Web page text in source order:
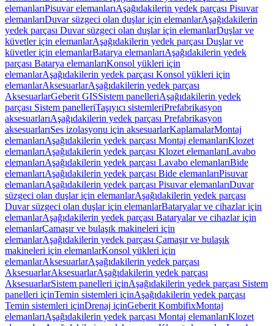
elemanlarıPisuvar elemanlarıAşağıdakilerin yedek parçası Pisuvar
elemanlarıDuvar süzgeci olan duşlar için elemanlarAşağıdakilerin
yedek parçası Duvar süzgeci olan duşlar için elemanlarDuşlar ve
küvetler için elemanlarAşağıdakilerin yedek parçası Duşlar ve
küvetler için elemanlarBatarya elemanlarıAşağıdakilerin yedek
parçası Batarya elemanlarıKonsol yükleri için
elemanlarAşağıdakilerin yedek parçası Konsol yükleri için
elemanlarAksesuarlarAşağıdakilerin yedek parçası
AksesuarlarGeberit GISSistem panelleriAşağıdakilerin yedek
parçası Sistem panelleriTaşıyıcı sistemleriPrefabrikasyon
aksesuarlarıAşağıdakilerin yedek parçası Prefabrikasyon
aksesuarlarıSes izolasyonu için aksesuarlarKaplamalarMontaj
elemanlarıAşağıdakilerin yedek parçası Montaj elemanlarıKlozet
elemanlarıAşağıdakilerin yedek parçası Klozet elemanlarıLavabo
elemanlarıAşağıdakilerin yedek parçası Lavabo elemanlarıBide
elemanlarıAşağıdakilerin yedek parçası Bide elemanlarıPisuvar
elemanlarıAşağıdakilerin yedek parçası Pisuvar elemanlarıDuvar
süzgeci olan duşlar için elemanlarAşağıdakilerin yedek parçası
Duvar süzgeci olan duşlar için elemanlarBataryalar ve cihazlar için
elemanlarAşağıdakilerin yedek parçası Bataryalar ve cihazlar için
elemanlarÇamaşır ve bulaşık makineleri için
elemanlarAşağıdakilerin yedek parçası Çamaşır ve bulaşık
makineleri için elemanlarKonsol yükleri için
elemanlarAksesuarlarAşağıdakilerin yedek parçası
AksesuarlarAksesuarlarAşağıdakilerin yedek parçası
AksesuarlarSistem panelleri içinAşağıdakilerin yedek parçası Sistem
panelleri içinTemin sistemleri içinAşağıdakilerin yedek parçası
Temin sistemleri içinDrenaj içinGeberit KombifixMontaj
elemanlarıAşağıdakilerin yedek parçası Montaj elemanlarıKlozet